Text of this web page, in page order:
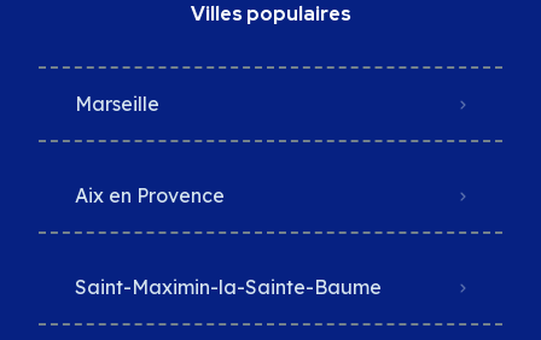
Villes populaires
Marseille
Aix en Provence
Saint-Maximin-la-Sainte-Baume